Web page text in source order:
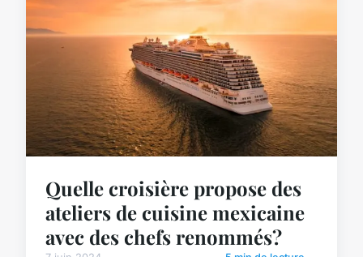
Quelle croisière propose des
ateliers de cuisine mexicaine
avec des chefs renommés?